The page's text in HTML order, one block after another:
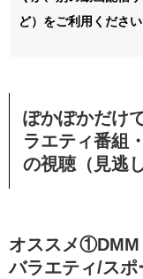
ど）をご利用ください
ぽかぽかだけ
ラエティ番組
の視聴（見逃
オススメ①DMM
バラエティ/ス